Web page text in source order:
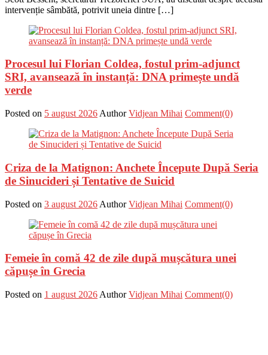
intervenție sâmbătă, potrivit uneia dintre […]
Procesul lui Florian Coldea, fostul prim-adjunct
SRI, avansează în instanță: DNA primește undă
verde
Posted on 5 august 2026 Author Vidjean Mihai Comment(0)
Criza de la Matignon: Anchete Începute După Seria
de Sinucideri și Tentative de Suicid
Posted on 3 august 2026 Author Vidjean Mihai Comment(0)
Femeie în comă 42 de zile după mușcătura unei
căpușe în Grecia
Posted on 1 august 2026 Author Vidjean Mihai Comment(0)